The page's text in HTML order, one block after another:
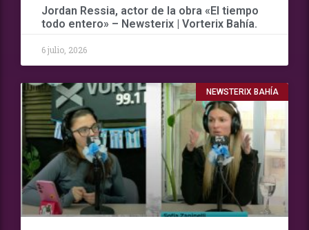
Jordan Ressia, actor de la obra «El tiempo
todo entero» – Newsterix | Vorterix Bahía.
6 julio, 2026
NEWSTERIX BAHÍA